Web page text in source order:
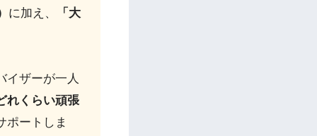
に加え、 「大
イザーが一人
れくらい頑張
ポートしま